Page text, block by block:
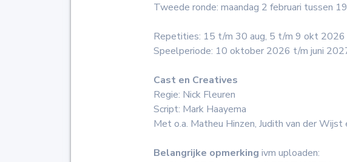
Tweede ronde: maandag 2 februari tussen
Repetities: 15 t/m 30 aug, 5 t/m 9 okt 2026
Speelperiode: 10 oktober 2026 t/m juni
Cast en Creatives
Regie: Nick Fleuren
Script: Mark Haayema
Met o.a. Matheu Hinzen, Judith van der Wijst
Belangrijke opmerking ivm uploaden: